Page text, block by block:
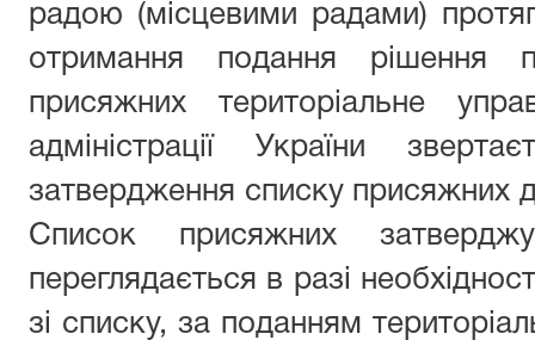
радою (місцевими радами)
отримання подання рішення
присяжних територіальне
адміністрації України
затвердження списку присяжних
Список присяжних
переглядається в разі
зі списку, за поданням